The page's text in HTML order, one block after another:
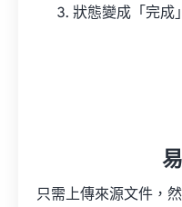
狀態變成「完成
只需上傳來源文件，